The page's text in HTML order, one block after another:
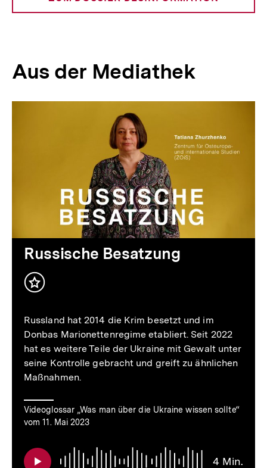
Aus der Mediathek
4 Min.
Audio
Dauer
4
Min.
Russische Besatzung
Inhalt
Russland hat 2014 die Krim besetzt und im
Donbas Marionettenregime etabliert. Seit 2022
hat es weitere Teile der Ukraine mit Gewalt unter
seine Kontrolle gebracht und greift zu ähnlichen
Maßnahmen.
Videoglossar „Was man über die Ukraine wissen sollte“
vom 11. Mai 2023